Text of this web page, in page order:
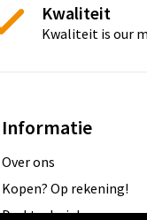
Kwaliteit
Kwaliteit is our
Informatie
Over ons
Kopen? Op rekening!
Druktechnieken